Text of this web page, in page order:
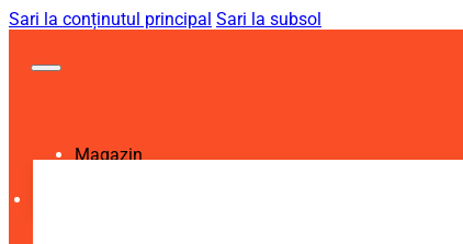
Sari la conținutul principal Sari la subsol
Magazin